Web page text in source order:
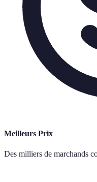
Meilleurs Prix
Des milliers de marchands